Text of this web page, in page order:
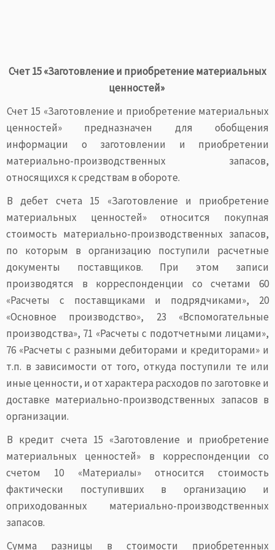
Счет 15 «Заготовление и приобретение материальных
ценностей»
Счет 15 «Заготовление и приобретение материальных
ценностей» предназначен для обобщения
информации о заготовлении и приобретении
материально-производственных запасов,
относящихся к средствам в обороте.
В дебет счета 15 «Заготовление и приобретение
материальных ценностей» относится покупная
стоимость материально-производственных запасов,
по которым в организацию поступили расчетные
документы поставщиков. При этом записи
производятся в корреспонденции со счетами 60
«Расчеты с поставщиками и подрядчиками», 20
«Основное производство», 23 «Вспомогательные
производства», 71 «Расчеты с подотчетными лицами»,
76 «Расчеты с разными дебиторами и кредиторами» и
т.п. в зависимости от того, откуда поступили те или
иные ценности, и от характера расходов по заготовке и
доставке материально-производственных запасов в
организации.
В кредит счета 15 «Заготовление и приобретение
материальных ценностей» в корреспонденции со
счетом 10 «Материалы» относится стоимость
фактически поступивших в организацию и
оприходованных материально-производственных
запасов.
Сумма разницы в стоимости приобретенных